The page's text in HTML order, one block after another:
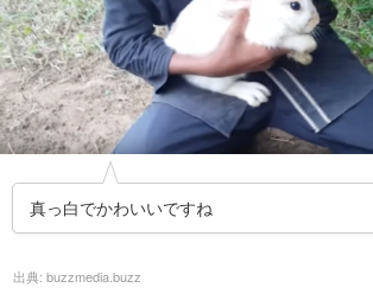
真っ白でかわいいですね
出典: buzzmedia.buzz